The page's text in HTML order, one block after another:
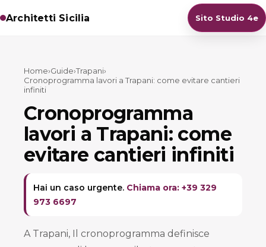
Architetti Sicilia Sito Studio 4e
Home›Guide›Trapani›
Cronoprogramma lavori a Trapani: come evitare cantieri
infiniti
Cronoprogramma
lavori a Trapani: come
evitare cantieri infiniti
Hai un caso urgente. Chiama ora: +39 329
973 6697
A Trapani, Il cronoprogramma definisce